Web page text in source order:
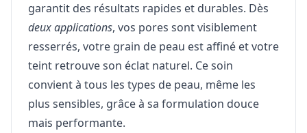
garantit des résultats rapides et durables. Dès
deux applications, vos pores sont visiblement
resserrés, votre grain de peau est affiné et votre
teint retrouve son éclat naturel. Ce soin
convient à tous les types de peau, même les
plus sensibles, grâce à sa formulation douce
mais performante.